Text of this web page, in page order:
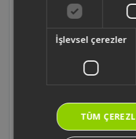
AR070 - Arzum
Vantilatörün eğim ayar
mevcut mudur?
Vantilatörün zaman
İşlevsel çerezler
TÜM